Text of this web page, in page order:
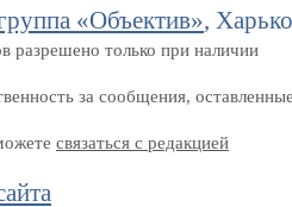
«Объектив»,
разрешено только при наличии
за сообщения,
связаться с редакцией